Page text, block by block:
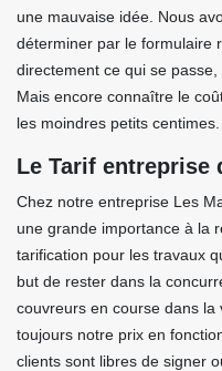
une mauvaise idée. Nous
déterminer par le formulaire
directement ce qui se passe,
Mais encore connaître le
les moindres petits
Le Tarif entreprise
Chez notre entreprise Les
une grande importance à la
tarification pour les travaux
but de rester dans la
couvreurs en course dans
toujours notre prix en
clients sont libres de signer